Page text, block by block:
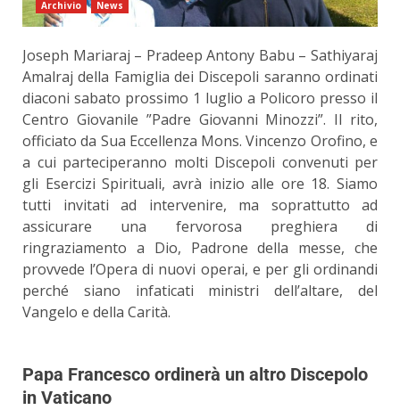
Archivio News
Joseph Mariaraj – Pradeep Antony Babu – Sathiyaraj
Amalraj della Famiglia dei Discepoli saranno ordinati
diaconi sabato prossimo 1 luglio a Policoro presso il
Centro Giovanile ”Padre Giovanni Minozzi”. Il rito,
officiato da Sua Eccellenza Mons. Vincenzo Orofino, e
a cui parteciperanno molti Discepoli convenuti per
gli Esercizi Spirituali, avrà inizio alle ore 18. Siamo
tutti invitati ad intervenire, ma soprattutto ad
assicurare una fervorosa preghiera di
ringraziamento a Dio, Padrone della messe, che
provvede l’Opera di nuovi operai, e per gli ordinandi
perché siano infaticati ministri dell’altare, del
Vangelo e della Carità.
Papa Francesco ordinerà un altro Discepolo
in Vaticano